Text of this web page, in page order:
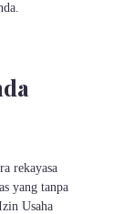
rekayasa
yang tanpa
Usaha